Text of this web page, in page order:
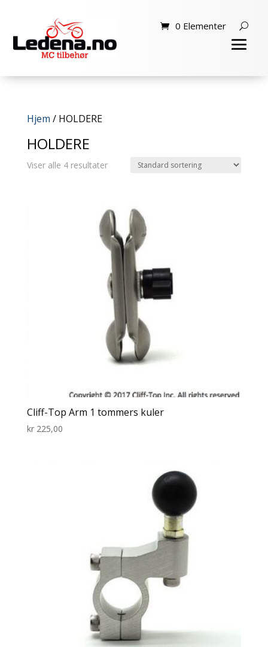
0 Elementer
Hjem / HOLDERE
HOLDERE
Viser alle 4 resultater
Cliff-Top Arm 1 tommers kuler
kr225,00